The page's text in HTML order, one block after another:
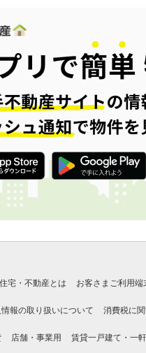
宅・不動産とは お客さまご利用
報の取り扱いについて 消費税に
店舗・事業用 賃貸一戸建て・一